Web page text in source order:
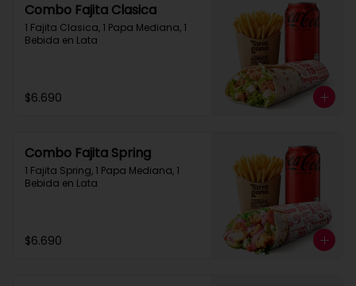
Combo Fajita Clasica
1 Fajita Clasica, 1 Papa Mediana, 1
Bebida en Lata
$6.690
Combo Fajita Spring
1 Fajita Spring, 1 Papa Mediana, 1
Bebida en Lata
$6.690